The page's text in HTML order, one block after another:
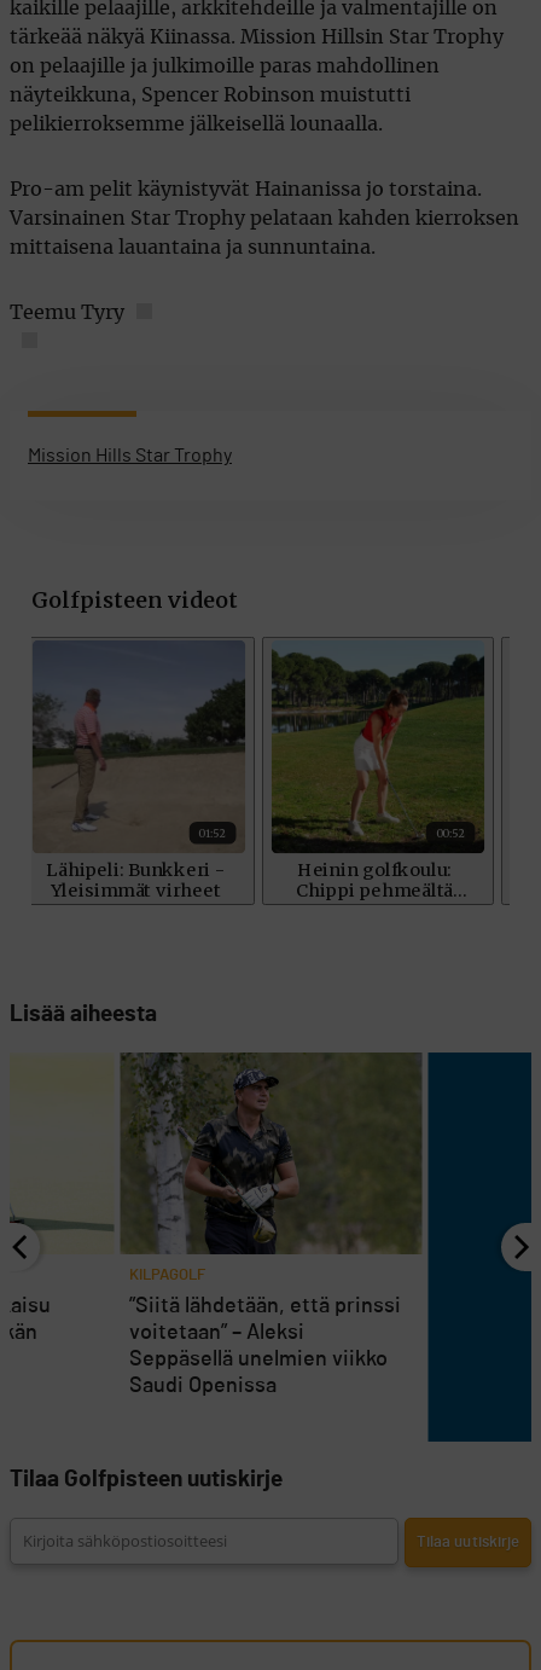
kaikille pelaajille, arkkitehdeille ja valmentajille on
tärkeää näkyä Kiinassa. Mission Hillsin Star Trophy
on pelaajille ja julkimoille paras mahdollinen
näyteikkuna, Spencer Robinson muistutti
pelikierroksemme jälkeisellä lounaalla.
Pro-am pelit käynistyvät Hainanissa jo torstaina.
Varsinainen Star Trophy pelataan kahden kierroksen
mittaisena lauantaina ja sunnuntaina.
Teemu Tyry
Mission Hills Star Trophy
Lisää aiheesta
KILPAGOLF
”Siitä lähdetään, että prinssi
voitetaan” – Aleksi
Seppäsellä unelmien viikko
Saudi Openissa
Tilaa Golfpisteen uutiskirje